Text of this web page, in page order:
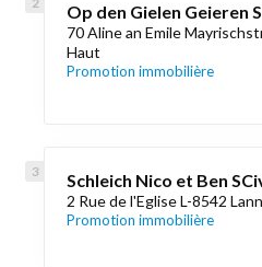
Op den Gielen Geieren
70 Aline an Emile
Haut
Promotion immobilière
Schleich Nico et Ben
2 Rue de l'Eglise L-8542
Promotion immobilière